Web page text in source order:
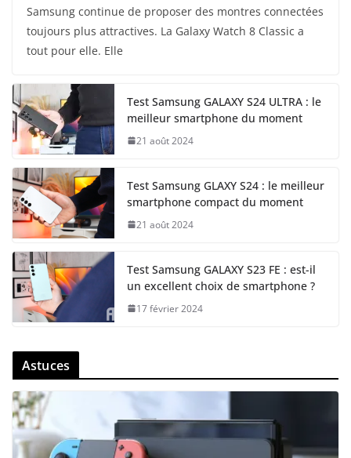
Samsung continue de proposer des montres connectées
toujours plus attractives. La Galaxy Watch 8 Classic a
tout pour elle. Elle
Test Samsung GALAXY S24 ULTRA : le
meilleur smartphone du moment
21 août 2024
Test Samsung GLAXY S24 : le meilleur
smartphone compact du moment
21 août 2024
Test Samsung GALAXY S23 FE : est-il
un excellent choix de smartphone ?
17 février 2024
Astuces